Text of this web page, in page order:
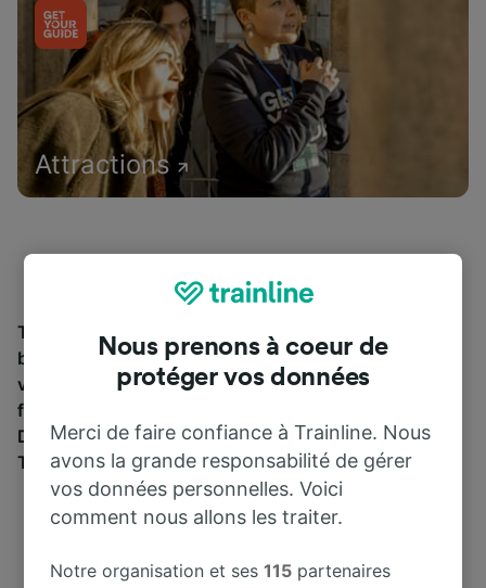
Attractions
Trouvez les informations essentielles et réservez vos
billets de train à partir de et jusqu'à Brianco. Trainline
vous emmène dans 45 pays avec 270 compagnies
ferroviaires et de bus, dont
Découvrez jusqu’où vous pouvez voyager avec
Trainline aujourd’hui.
Nous prenons à coeur de
protéger vos données
Merci de faire confiance à Trainline. Nous
avons la grande responsabilité de gérer
vos données personnelles. Voici
comment nous allons les traiter.
Notre organisation et ses115 partenaires